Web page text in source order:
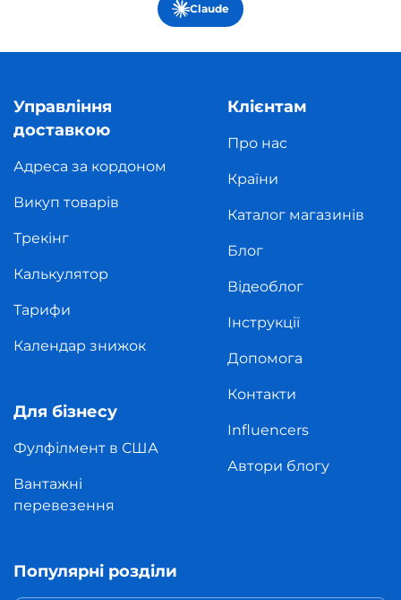
Claude
Управління
доставкою
Адреса за кордоном
Викуп товарів
Трекінг
Калькулятор
Тарифи
Календар знижок
Для бізнесу
Фулфілмент в США
Вантажні
перевезення
Клієнтам
Про нас
Країни
Каталог магазинів
Блог
Відеоблог
Інструкції
Допомога
Контакти
Influencers
Автори блогу
Популярні розділи